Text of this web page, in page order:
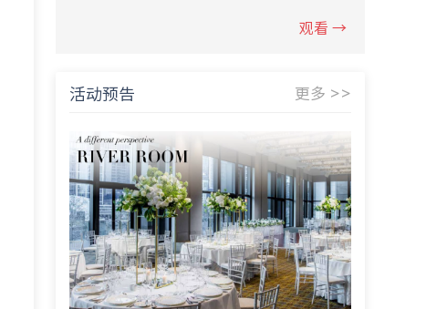
观看 →
活动预告 更多 >>